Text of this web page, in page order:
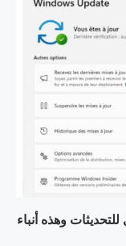
وهذه أنباء